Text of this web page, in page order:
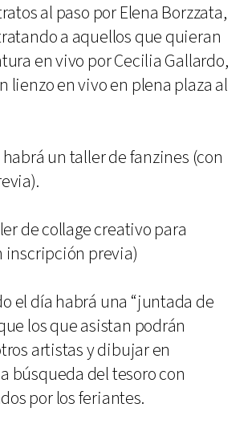
al paso por Elena Borzzata,
a aquellos que quieran
en vivo por Cecilia Gallardo,
lienzo en vivo en plena plaza al
habrá un taller de fanzines (con
de collage creativo para
inscripción previa)
el día habrá una “juntada de
los que asistan podrán
artistas y dibujar en
búsqueda del tesoro con
por los feriantes.